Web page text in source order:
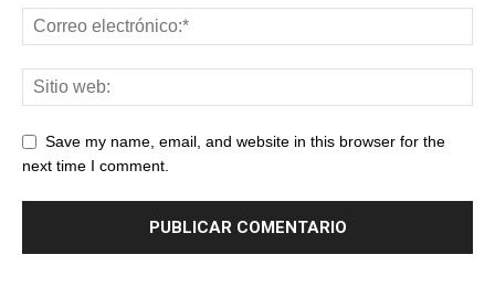
Save my name, email, and website in this browser for the
next time I comment.